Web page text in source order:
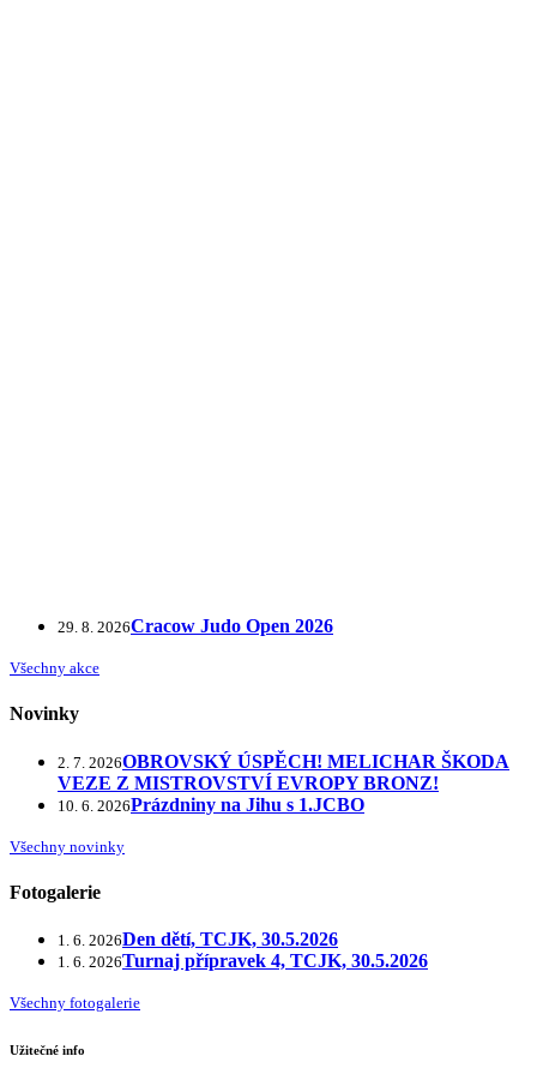
29. 8. 2026Cracow Judo Open 2026
Všechny akce
Novinky
2. 7. 2026OBROVSKÝ ÚSPĚCH! MELICHAR ŠKODA
VEZE Z MISTROVSTVÍ EVROPY BRONZ!
10. 6. 2026Prázdniny na Jihu s 1.JCBO
Všechny novinky
Fotogalerie
1. 6. 2026Den dětí, TCJK, 30.5.2026
1. 6. 2026Turnaj přípravek 4, TCJK, 30.5.2026
Všechny fotogalerie
Užitečné info